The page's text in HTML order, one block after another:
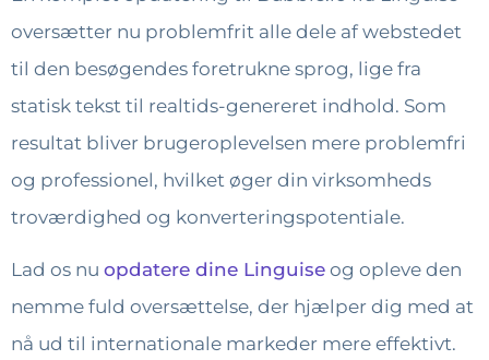
oversætter nu problemfrit alle dele af webstedet
til den besøgendes foretrukne sprog, lige fra
statisk tekst til realtids-genereret indhold. Som
resultat bliver brugeroplevelsen mere problemfri
og professionel, hvilket øger din virksomheds
troværdighed og konverteringspotentiale.
Lad os nu opdatere dine Linguise og opleve den
nemme fuld oversættelse, der hjælper dig med at
nå ud til internationale markeder mere effektivt.